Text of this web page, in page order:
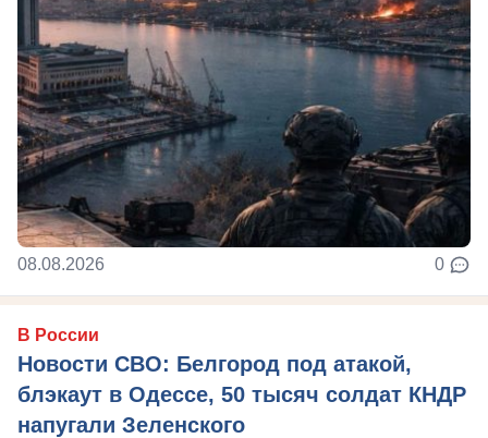
08.08.2026 0
В России
Новости СВО: Белгород под атакой,
блэкаут в Одессе, 50 тысяч солдат КНДР
напугали Зеленского